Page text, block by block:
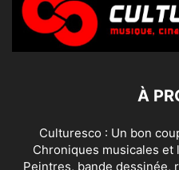
À
Culturesco : Un bon
Chroniques musicales et
Peintres, bande dessinée,